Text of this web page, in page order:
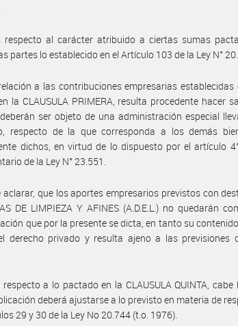
respecto al carácter atribuido a ciertas sumas
partes lo establecido en el Artículo 103 de la Ley N°
a las contribuciones empresarias
la CLAUSULA PRIMERA, resulta procedente hacer
ser objeto de una administración especial
respecto de la que corresponda a los demás
dichos, en virtud de lo dispuesto por el artículo
de la Ley N° 23.551.
aclarar, que los aportes empresarios previstos con
DE LIMPIEZA Y AFINES (A.D.E.L.) no quedarán
que por la presente se dicta, en tanto su
derecho privado y resulta ajeno a las previsiones
respecto a lo pactado en la CLAUSULA QUINTA,
deberá ajustarse a lo previsto en materia de
29 y 30 de la Ley No 20.744 (t.o. 1976).